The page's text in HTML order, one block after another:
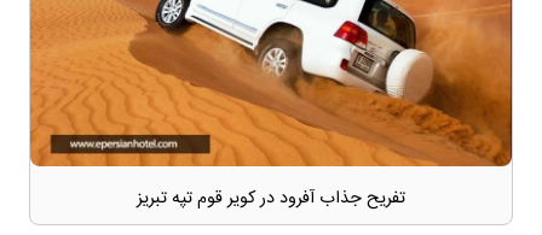
تفریح جذاب آفرود در کویر قوم تپه تبریز